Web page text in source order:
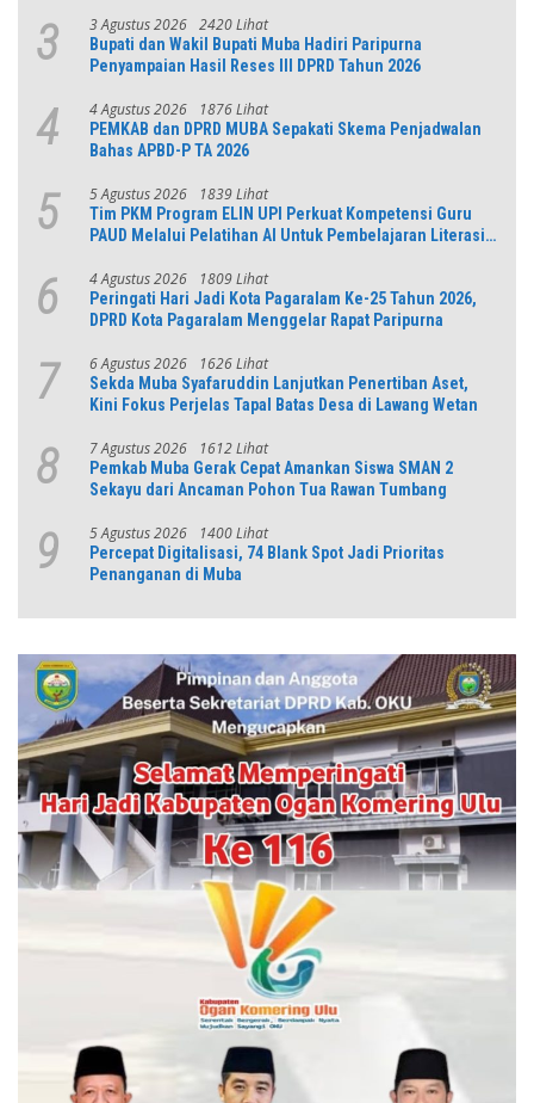
3 3 Agustus 2026 2420 Lihat
Bupati dan Wakil Bupati Muba Hadiri Paripurna
Penyampaian Hasil Reses III DPRD Tahun 2026
4 4 Agustus 2026 1876 Lihat
PEMKAB dan DPRD MUBA Sepakati Skema Penjadwalan
Bahas APBD-P TA 2026
5 5 Agustus 2026 1839 Lihat
Tim PKM Program ELIN UPI Perkuat Kompetensi Guru
PAUD Melalui Pelatihan AI Untuk Pembelajaran Literasi
6 4 Agustus 2026 1809 Lihat
Peringati Hari Jadi Kota Pagaralam Ke-25 Tahun 2026,
DPRD Kota Pagaralam Menggelar Rapat Paripurna
7 6 Agustus 2026 1626 Lihat
Sekda Muba Syafaruddin Lanjutkan Penertiban Aset,
Kini Fokus Perjelas Tapal Batas Desa di Lawang Wetan
8 7 Agustus 2026 1612 Lihat
Pemkab Muba Gerak Cepat Amankan Siswa SMAN 2
Sekayu dari Ancaman Pohon Tua Rawan Tumbang
9 5 Agustus 2026 1400 Lihat
Percepat Digitalisasi, 74 Blank Spot Jadi Prioritas
Penanganan di Muba